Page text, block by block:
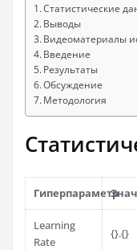
Статистические
Выводы
Видеоматериалы
Введение
Результаты
Обсуждение
Методология
Гиперпараметр
Learning
Rate
{}.{}